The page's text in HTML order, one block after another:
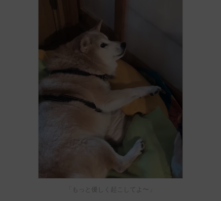
「もっと優しく起こしてよ〜」